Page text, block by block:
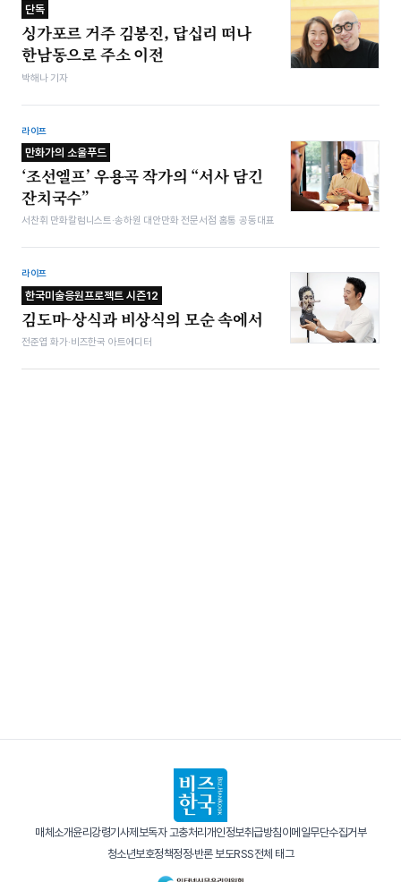
단독
싱가포르 거주 김봉진, 답십리 떠나
한남동으로 주소 이전
박해나 기자
라이프
만화가의 소울푸드
‘조선엘프’ 우용곡 작가의 “서사 담긴
잔치국수”
서찬휘 만화칼럼니스트·송하원 대안만화 전문서점 홈통 공동대표
라이프
한국미술응원프로젝트 시즌12
김도마-상식과 비상식의 모순 속에서
전준엽 화가·비즈한국 아트에디터
매체소개윤리강령기사제보독자 고충처리개인정보취급방침이메일무단수집거부
청소년보호정책정정·반론 보도RSS전체 태그